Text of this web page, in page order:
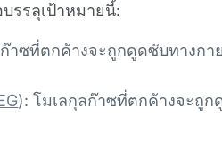
รรลุเป้าหมายนี้:
าซที่ตกค้างจะถูกดูดซับทางกา
): โมเลกุลก๊าซที่ตกค้างจะถู